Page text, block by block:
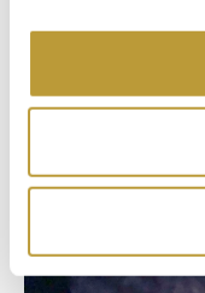
festival hvert år
Læs mere